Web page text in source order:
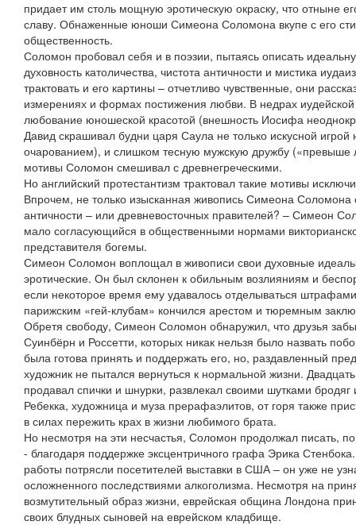
придает им столь мощную эротическую окраску, что отныне
славу. Обнаженные юноши Симеона Соломона вкупе с его
общественность.
Соломон пробовал себя и в поэзии, пытаясь описать
духовность католичества, чистота античности и мистика
трактовать и его картины – отчетливо чувственные, они
измерениях и формах постижения любви. В недрах
любование юношеской красотой (внешность Иосифа
Давид скрашивал будни царя Саула не только искусной
очарованием), и слишком тесную мужскую дружбу («превыше
мотивы Соломон смешивал с древнегреческими.
Но английский протестантизм трактовал такие мотивы
Впрочем, не только изысканная живопись Симеона
античности – или древневосточных правителей? – Симеон
мало согласующийся в общественными нормами
представителя богемы.
Симеон Соломон воплощал в живописи свои духовные идеалы
эротические. Он был склонен к обильным возлияниям и
если некоторое время ему удавалось отделываться
парижским «гей-клубам» кончился арестом и тюремным
Обретя свободу, Симеон Соломон обнаружил, что друзья
Суинбёрн и Россетти, которых никак нельзя было назвать
была готова принять и поддержать его, но, раздавленный
художник не пытался вернуться к нормальной жизни.
продавал спички и шнурки, развлекал своими шутками
Ребекка, художница и муза прерафаэлитов, от горя также
в силах пережить крах в жизни любимого брата.
Но несмотря на эти несчастья, Соломон продолжал писать,
- благодаря поддержке эксцентричного графа Эрика
работы потрясли посетителей выставки в США – он уже не
осложненного последствиями алкоголизма. Несмотря на
возмутительный образ жизни, еврейская община Лондона
своих блудных сыновей на еврейском кладбище.